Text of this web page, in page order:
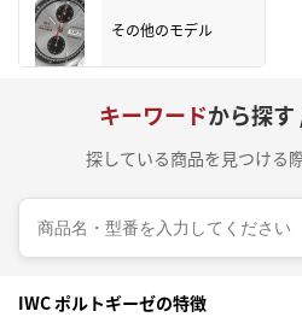
その他のモデル
キーワードから探す
探している商品を見つける
IWC ポルトギーゼの特徴